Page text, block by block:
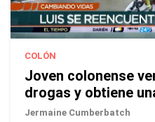
COLÓN
Joven colonense
drogas y obtiene
Jermaine Cumberbatch